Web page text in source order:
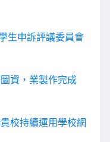
生申訴評議委員會
資，業製作完成
校持續運用學校網